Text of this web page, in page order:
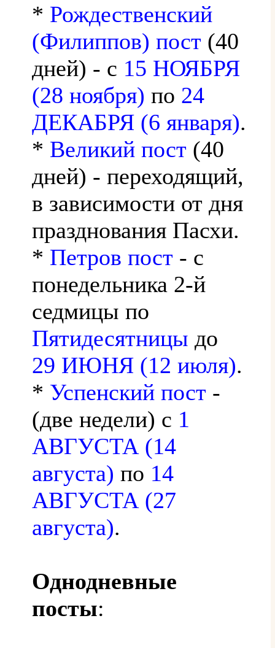
* Рождественский
(Филиппов) пост (40
дней) - с 15 НОЯБРЯ
(28 ноября) по 24
ДЕКАБРЯ (6 января).
* Великий пост (40
дней) - переходящий,
в зависимости от дня
празднования Пасхи.
* Петров пост - с
понедельника 2-й
седмицы по
Пятидесятницы до
29 ИЮНЯ (12 июля).
* Успенский пост -
(две недели) с 1
АВГУСТА (14
августа) по 14
АВГУСТА (27
августа).
Однодневные
посты: